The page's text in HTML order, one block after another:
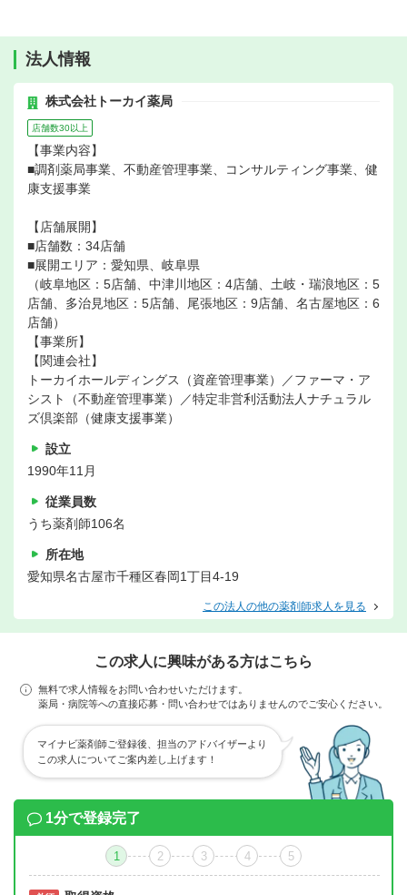
法人情報
株式会社トーカイ薬局
店舗数30以上
【事業内容】
■調剤薬局事業、不動産管理事業、コンサルティング事業、健
康支援事業
【店舗展開】
■店舗数：34店舗
■展開エリア：愛知県、岐阜県
（岐阜地区：5店舗、中津川地区：4店舗、土岐・瑞浪地区：5
店舗、多治見地区：5店舗、尾張地区：9店舗、名古屋地区：6
店舗）
【事業所】
【関連会社】
トーカイホールディングス（資産管理事業）／ファーマ・ア
シスト（不動産管理事業）／特定非営利活動法人ナチュラル
ズ倶楽部（健康支援事業）
設立
1990年11月
従業員数
うち薬剤師106名
所在地
愛知県名古屋市千種区春岡1丁目4-19
この法人の他の薬剤師求人を見る
この求人に興味がある方はこちら
無料で求人情報をお問い合わせいただけます。
薬局・病院等への直接応募・問い合わせではありませんのでご安心ください。
マイナビ薬剤師ご登録後、担当のアドバイザーより
この求人についてご案内差し上げます！
1分で登録完了
1 2 3 4 5